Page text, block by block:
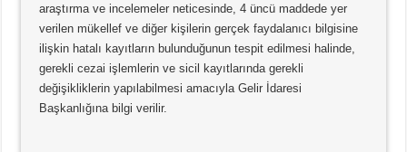
araştırma ve incelemeler neticesinde, 4 üncü maddede yer
verilen mükellef ve diğer kişilerin gerçek faydalanıcı bilgisine
ilişkin hatalı kayıtların bulunduğunun tespit edilmesi halinde,
gerekli cezai işlemlerin ve sicil kayıtlarında gerekli
değişikliklerin yapılabilmesi amacıyla Gelir İdaresi
Başkanlığına bilgi verilir.